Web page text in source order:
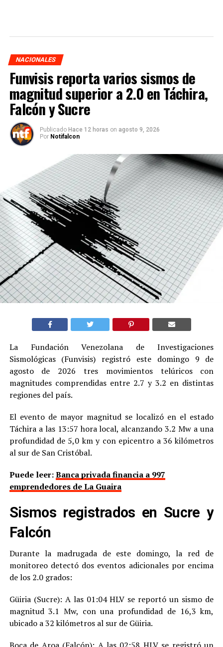
NACIONALES
Funvisis reporta varios sismos de
magnitud superior a 2.0 en Táchira,
Falcón y Sucre
Publicado Hace 12 horas on agosto 9, 2026
Por Notifalcon
La Fundación Venezolana de Investigaciones
Sismológicas (Funvisis) registró este domingo 9 de
agosto de 2026 tres movimientos telúricos con
magnitudes comprendidas entre 2.7 y 3.2 en distintas
regiones del país.
El evento de mayor magnitud se localizó en el estado
Táchira a las 13:57 hora local, alcanzando 3.2 Mw a una
profundidad de 5,0 km y con epicentro a 36 kilómetros
al sur de San Cristóbal.
Puede leer:Banca privada financia a 997
emprendedores de La Guaira
Sismos registrados en Sucre y
Falcón
Durante la madrugada de este domingo, la red de
monitoreo detectó dos eventos adicionales por encima
de los 2.0 grados:
Güiria (Sucre): A las 01:04 HLV se reportó un sismo de
magnitud 3.1 Mw, con una profundidad de 16,3 km,
ubicado a 32 kilómetros al sur de Güiria.